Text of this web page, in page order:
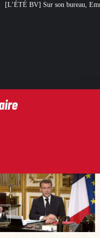
Macron a posé le livre d’un